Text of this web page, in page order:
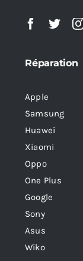
Réparation
Apple
Samsung
Huawei
Xiaomi
Oppo
One Plus
Google
Sony
Asus
Wiko